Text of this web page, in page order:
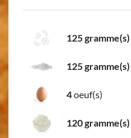
125 gramme(s)
125 gramme(s)
4oeuf(s)
120 gramme(s)